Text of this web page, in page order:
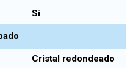
Sí
Cristal redondeado